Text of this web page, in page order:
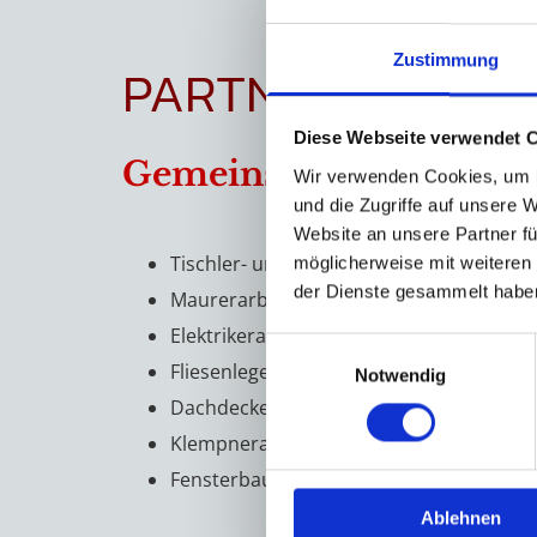
Zustimmung
Diese Webseite verwendet
Wir verwenden Cookies,
und die Zugriffe auf unsere
Website an unsere Partner
möglicherweise mit
der Dienste gesammelt
Notwendig
Ablehnen
PARTNER
Gemeinsam mit
Tischler- und Zimmererarbeiten
Maurerarbeiten
Elektrikerarbeiten
Fliesenlegearbeiten
Dachdeckerarbeiten
Klempnerarbeiten
Fensterbauarbeiten